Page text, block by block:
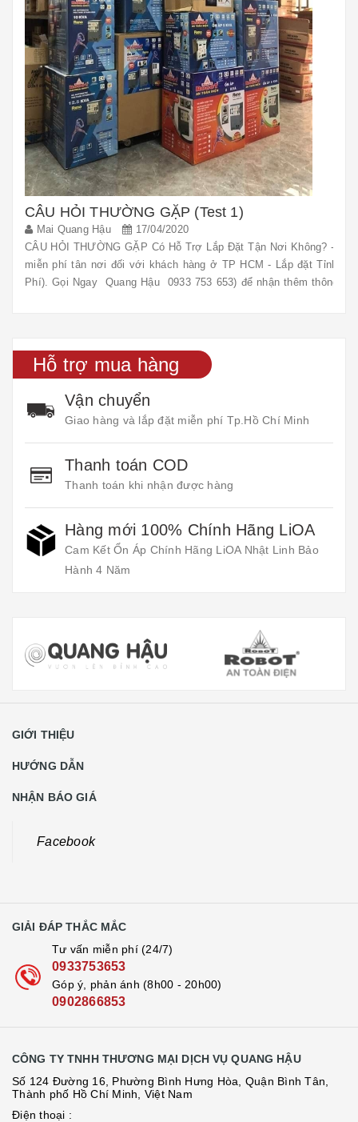
CÂU HỎI THƯỜNG GẶP (Test 1)
Mai Quang Hậu
17/04/2020
CÂU HỎI THƯỜNG GẶP Có Hỗ Trợ Lắp Đặt Tận Nơi Không? -
miễn phí tân nơi đối với khách hàng ở TP HCM - Lắp đặt Tỉnh/
Phí). Gọi Ngay Quang Hậu 0933 753 653) để nhận thêm thông
Hỗ trợ mua hàng
Vận chuyển
Giao hàng và lắp đặt miễn phí Tp.Hồ Chí Minh
Thanh toán COD
Thanh toán khi nhận được hàng
Hàng mới 100% Chính Hãng LiOA
Cam Kết Ổn Áp Chính Hãng LiOA Nhật Linh Bảo
Hành 4 Năm
GIỚI THIỆU
HƯỚNG DẪN
NHẬN BÁO GIÁ
Facebook
GIẢI ĐÁP THẮC MẮC
Tư vấn miễn phí (24/7)
0933753653
Góp ý, phản ánh (8h00 - 20h00)
0902866853
CÔNG TY TNHH THƯƠNG MẠI DỊCH VỤ QUANG HẬU
Số 124 Đường 16, Phường Bình Hưng Hòa, Quận Bình Tân,
Thành phố Hồ Chí Minh, Việt Nam
Điện thoại :